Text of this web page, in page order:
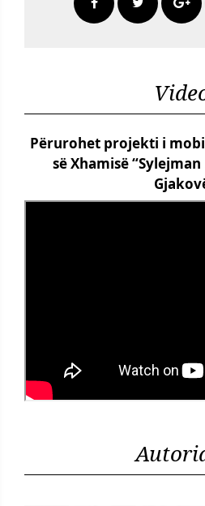
Përurohet projekti i
së Xhamisë